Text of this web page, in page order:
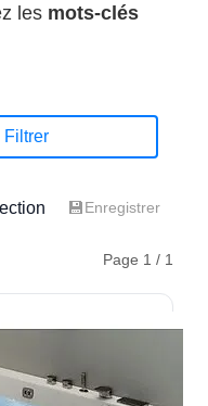
les mots-clés
Filtrer
💾Enregistrer
Page 1 / 1